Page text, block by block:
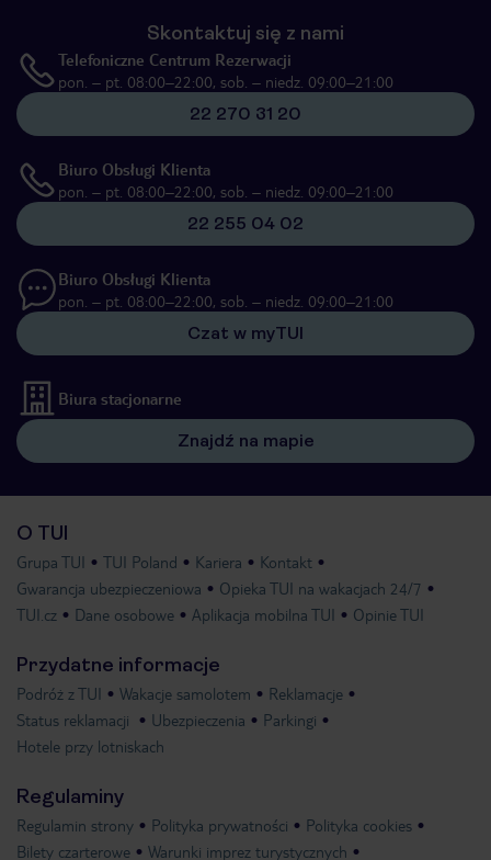
Skontaktuj się z nami
Telefoniczne Centrum Rezerwacji
pon. – pt. 08:00–22:00, sob. – niedz. 09:00–21:00
22 270 31 20
Biuro Obsługi Klienta
pon. – pt. 08:00–22:00, sob. – niedz. 09:00–21:00
22 255 04 02
Biuro Obsługi Klienta
pon. – pt. 08:00–22:00, sob. – niedz. 09:00–21:00
Czat w myTUI
Biura stacjonarne
Znajdź na mapie
O TUI
Grupa TUI TUI Poland Kariera
Kontakt
Gwarancja ubezpieczeniowa
Opieka TUI na wakacjach 24/7
TUI.cz
Dane osobowe Aplikacja mobilna TUI Opinie TUI
Przydatne informacje
Podróż z TUI Wakacje samolotem
Reklamacje
Status reklamacji
Ubezpieczenia
Parkingi
Hotele przy lotniskach
Regulaminy
Regulamin strony Polityka prywatności
Polityka cookies
Bilety czarterowe
Warunki imprez turystycznych